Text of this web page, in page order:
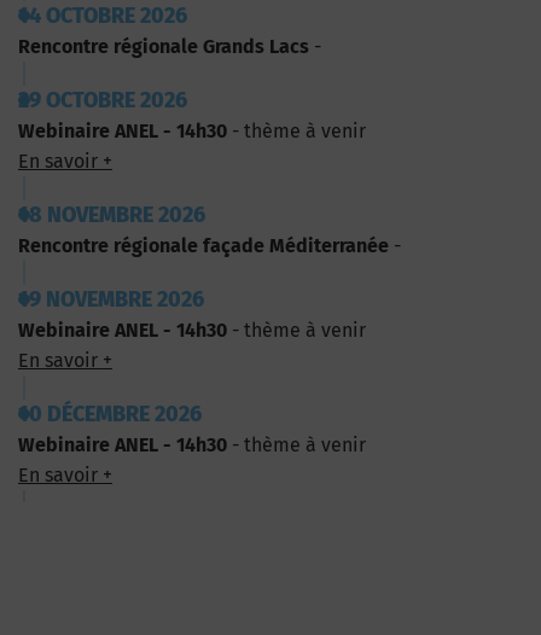
14 OCTOBRE 2026
Rencontre régionale Grands Lacs -
29 OCTOBRE 2026
Webinaire ANEL - 14h30 - thème à venir
En savoir +
18 NOVEMBRE 2026
Rencontre régionale façade Méditerranée -
19 NOVEMBRE 2026
Webinaire ANEL - 14h30 - thème à venir
En savoir +
10 DÉCEMBRE 2026
Webinaire ANEL - 14h30 - thème à venir
En savoir +